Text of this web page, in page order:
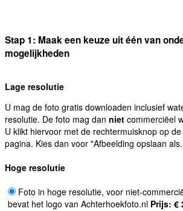
Stap 1: Maak een keuze uit één van
mogelijkheden
Lage resolutie
U mag de foto gratis downloaden inclusief
resolutie. De foto mag dan niet commerciëel
U klikt hiervoor met de rechtermuisknop op
pagina. Kies dan voor "Afbeelding opslaan
Hoge resolutie
Foto in hoge resolutie, voor niet-
bevat het logo van Achterhoekfoto.nl Prijs: €